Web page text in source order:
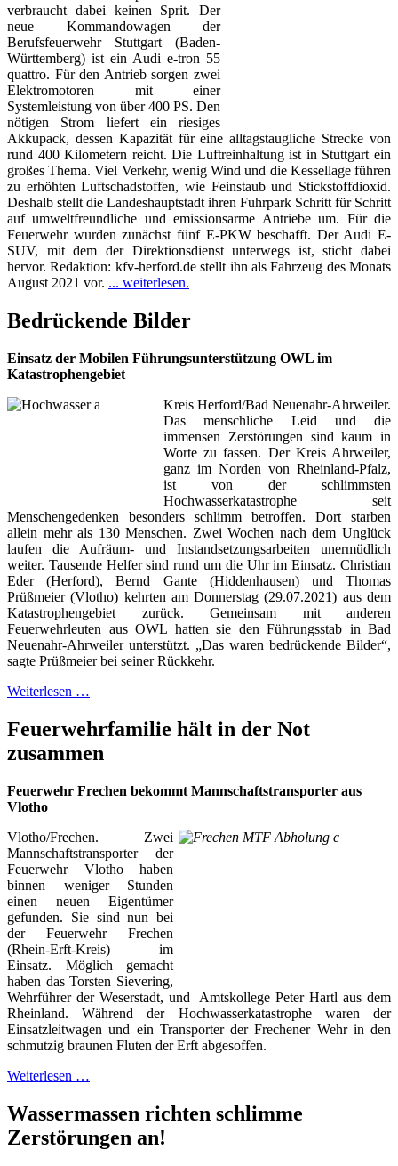
verbraucht dabei keinen Sprit. Der
neue Kommandowagen der
Berufsfeuerwehr Stuttgart (Baden-
Württemberg) ist ein Audi e-tron 55
quattro. Für den Antrieb sorgen zwei
Elektromotoren mit einer
Systemleistung von über 400 PS. Den
nötigen Strom liefert ein riesiges
Akkupack, dessen Kapazität für eine alltagstaugliche Strecke von
rund 400 Kilometern reicht. Die Luftreinhaltung ist in Stuttgart ein
großes Thema. Viel Verkehr, wenig Wind und die Kessellage führen
zu erhöhten Luftschadstoffen, wie Feinstaub und Stickstoffdioxid.
Deshalb stellt die Landeshauptstadt ihren Fuhrpark Schritt für Schritt
auf umweltfreundliche und emissionsarme Antriebe um. Für die
Feuerwehr wurden zunächst fünf E-PKW beschafft. Der Audi E-
SUV, mit dem der Direktionsdienst unterwegs ist, sticht dabei
hervor. Redaktion: kfv-herford.de stellt ihn als Fahrzeug des Monats
August 2021 vor. ... weiterlesen.
Bedrückende Bilder
Einsatz der Mobilen Führungsunterstützung OWL im
Katastrophengebiet
Kreis Herford/Bad Neuenahr-Ahrweiler.
Das menschliche Leid und die
immensen Zerstörungen sind kaum in
Worte zu fassen. Der Kreis Ahrweiler,
ganz im Norden von Rheinland-Pfalz,
ist von der schlimmsten
Hochwasserkatastrophe seit
Menschengedenken besonders schlimm betroffen. Dort starben
allein mehr als 130 Menschen. Zwei Wochen nach dem Unglück
laufen die Aufräum- und Instandsetzungsarbeiten unermüdlich
weiter. Tausende Helfer sind rund um die Uhr im Einsatz. Christian
Eder (Herford), Bernd Gante (Hiddenhausen) und Thomas
Prüßmeier (Vlotho) kehrten am Donnerstag (29.07.2021) aus dem
Katastrophengebiet zurück. Gemeinsam mit anderen
Feuerwehrleuten aus OWL hatten sie den Führungsstab in Bad
Neuenahr-Ahrweiler unterstützt. „Das waren bedrückende Bilder“,
sagte Prüßmeier bei seiner Rückkehr.
Weiterlesen …
Feuerwehrfamilie hält in der Not
zusammen
Feuerwehr Frechen bekommt Mannschaftstransporter aus
Vlotho
Vlotho/Frechen. Zwei
Mannschaftstransporter der
Feuerwehr Vlotho haben
binnen weniger Stunden
einen neuen Eigentümer
gefunden. Sie sind nun bei
der Feuerwehr Frechen
(Rhein-Erft-Kreis) im
Einsatz. Möglich gemacht
haben das Torsten Sievering,
Wehrführer der Weserstadt, und Amtskollege Peter Hartl aus dem
Rheinland. Während der Hochwasserkatastrophe waren der
Einsatzleitwagen und ein Transporter der Frechener Wehr in den
schmutzig braunen Fluten der Erft abgesoffen.
Weiterlesen …
Wassermassen richten schlimme
Zerstörungen an!